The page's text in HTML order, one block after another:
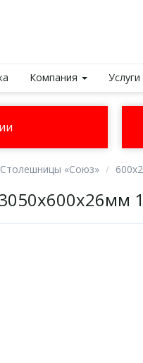
Компания Услуги
Столешницы «Союз»